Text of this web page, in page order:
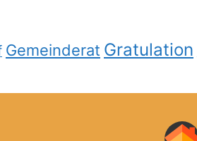
Gemeinderat Gratulation